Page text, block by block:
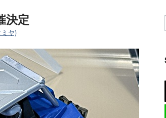
決定
ヤ)